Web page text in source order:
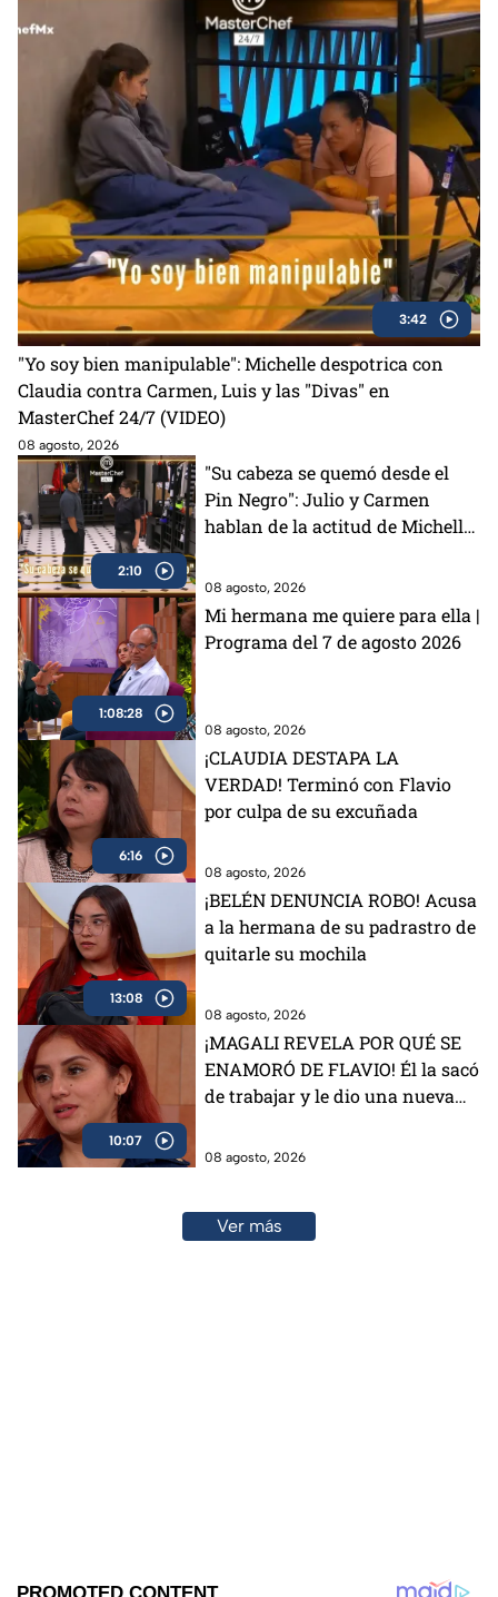
3:42
"Yo soy bien manipulable": Michelle despotrica con
Claudia contra Carmen, Luis y las "Divas" en
MasterChef 24/7 (VIDEO)
08 agosto, 2026
2:10
"Su cabeza se quemó desde el
Pin Negro": Julio y Carmen
hablan de la actitud de Michelle
08 agosto, 2026
1:08:28
Mi hermana me quiere para ella |
Programa del 7 de agosto 2026
08 agosto, 2026
6:16
¡CLAUDIA DESTAPA LA
VERDAD! Terminó con Flavio
por culpa de su excuñada
08 agosto, 2026
13:08
¡BELÉN DENUNCIA ROBO! Acusa
a la hermana de su padrastro de
quitarle su mochila
08 agosto, 2026
10:07
¡MAGALI REVELA POR QUÉ SE
ENAMORÓ DE FLAVIO! Él la sacó
de trabajar y le dio una nueva
08 agosto, 2026
Ver más